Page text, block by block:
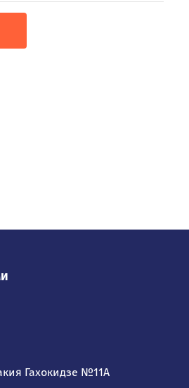
Гахокидзе №11А